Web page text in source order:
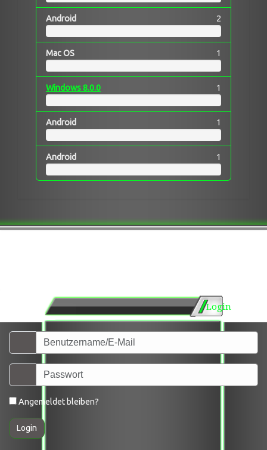
Android 2
Mac OS 1
Windows 8.0.0 1
Android 1
Android 1
Login
Angemeldet bleiben?
Login